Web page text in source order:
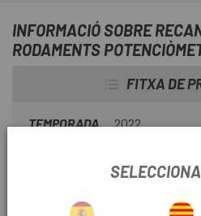
INFORMACIÓ SOBRE
RODAMENTS
FITXA DE
TEMPORADA 2022